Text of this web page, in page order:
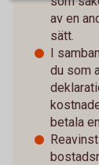
av en
sätt.
I
du som
betala